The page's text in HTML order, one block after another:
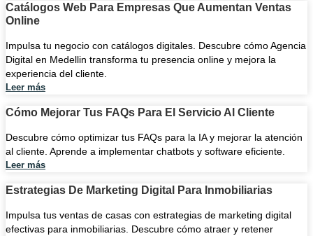
Catálogos Web Para Empresas Que Aumentan Ventas
Online
Impulsa tu negocio con catálogos digitales. Descubre cómo Agencia
Digital en Medellin transforma tu presencia online y mejora la
experiencia del cliente.
Leer más
Cómo Mejorar Tus FAQs Para El Servicio Al Cliente
Descubre cómo optimizar tus FAQs para la IA y mejorar la atención
al cliente. Aprende a implementar chatbots y software eficiente.
Leer más
Estrategias De Marketing Digital Para Inmobiliarias
Impulsa tus ventas de casas con estrategias de marketing digital
efectivas para inmobiliarias. Descubre cómo atraer y retener